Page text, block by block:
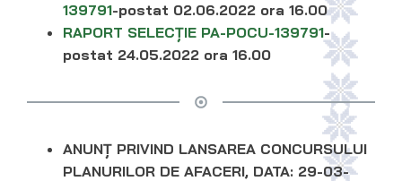
139791-postat 02.06.2022 ora 16.00
RAPORT SELECȚIE PA-POCU-139791-
postat 24.05.2022 ora 16.00
ANUNȚ PRIVIND LANSAREA CONCURSULUI
PLANURILOR DE AFACERI, DATA: 29-03-